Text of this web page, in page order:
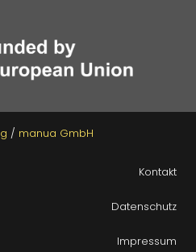
/ manua GmbH
Kontakt
Datenschutz
Impressum